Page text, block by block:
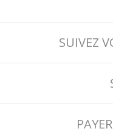
SUIVEZ